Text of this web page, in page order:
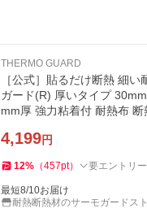
THERMO GUARD
［公式］貼るだけ断熱 細い
ガード(R) 厚いタイプ
mm厚 強力粘着付 耐熱布 断
4,199円
12% （457pt） 要エントリー
最短8/10お届け
耐熱断熱材のサーモガードス